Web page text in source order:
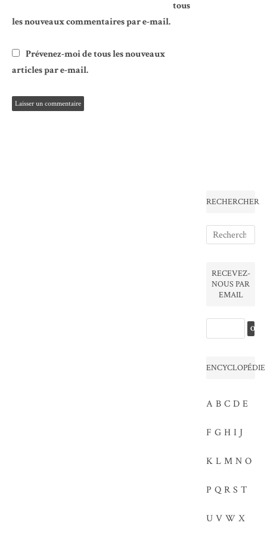
tous
les nouveaux commentaires par e-mail.
Prévenez-moi de tous les nouveaux
articles par e-mail.
RECHERCHER
RECEVEZ-
NOUS PAR
EMAIL
ENCYCLOPÉDIE
A B C D E
F G H I J
K L M N O
P Q R S T
U V W X